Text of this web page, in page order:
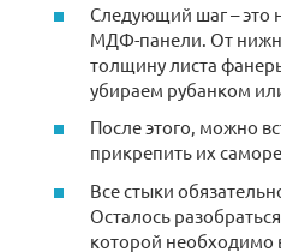
Следующий шаг – это
МДФ-панели. От
толщину листа
убираем рубанком
После этого, можно
прикрепить их
Все стыки
Осталось
которой необходимо